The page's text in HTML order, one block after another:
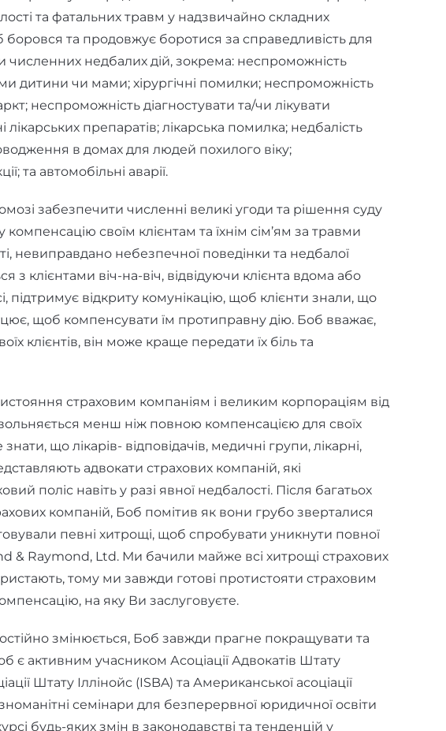
та фатальних травм у надзвичайно складних
боровся та продовжує боротися за справедливість для
численних недбалих дій, зокрема: неспроможність
дитини чи мами; хірургічні помилки; неспроможність
неспроможність діагностувати та/чи лікувати
препаратів; лікарська помилка; недбалість
в домах для людей похилого віку;
та автомобільні аварії.
забезпечити численні великі угоди та рішення суду
своїм клієнтам та їхнім сім’ям за травми
невиправдано небезпечної поведінки та недбалої
з клієнтами віч-на-віч, відвідуючи клієнта вдома або
підтримує відкриту комунікацію, щоб клієнти знали, що
щоб компенсувати їм протиправну дію. Боб вважає,
клієнтів, він може краще передати їх біль та
страховим компаніям і великим корпораціям від
менш ніж повною компенсацією для своїх
що лікарів- відповідачів, медичні групи, лікарні,
адвокати страхових компаній, які
поліс навіть у разі явної недбалості. Після багатьох
компаній, Боб помітив як вони грубо зверталися
певні хитрощі, щоб спробувати уникнути повної
& Raymond, Ltd. Ми бачили майже всі хитрощі страхових
тому ми завжди готові протистояти страховим
на яку Ви заслуговуєте.
змінюється, Боб завжди прагне покращувати та
є активним учасником Асоціації Адвокатів Штату
Штату Іллінойс (ISBA) та Американської асоціації
семінари для безперервної юридичної освіти
будь-яких змін в законодавстві та тенденцій у